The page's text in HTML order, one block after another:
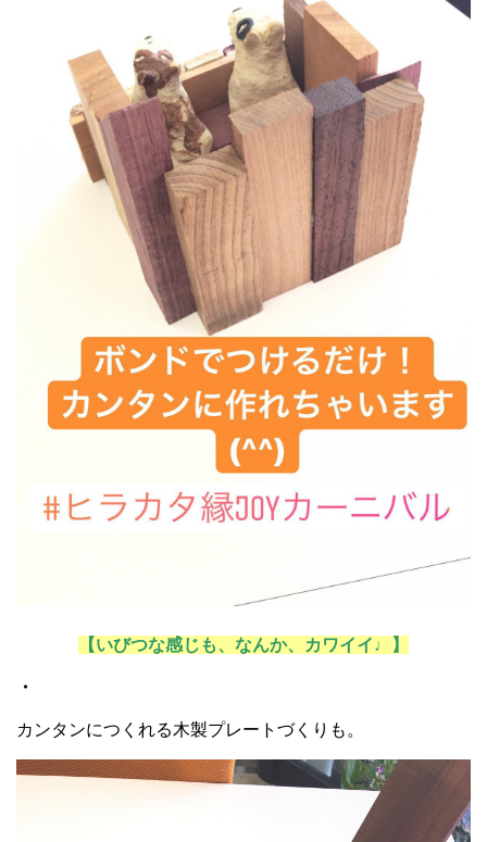
【いびつな感じも、なんか、カワイイ♩】
・
カンタンにつくれる木製プレートづくりも。